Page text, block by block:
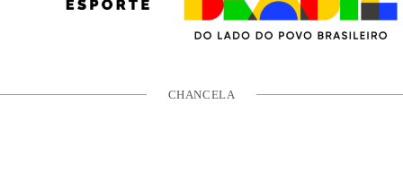
CHANCELA